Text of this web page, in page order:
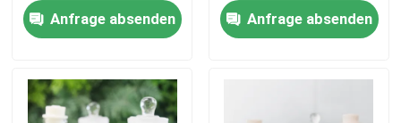
Produkte
Anfrage absenden
Anfrage absenden